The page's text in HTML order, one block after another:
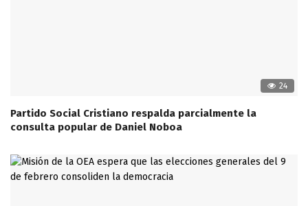
24
Partido Social Cristiano respalda parcialmente la
consulta popular de Daniel Noboa